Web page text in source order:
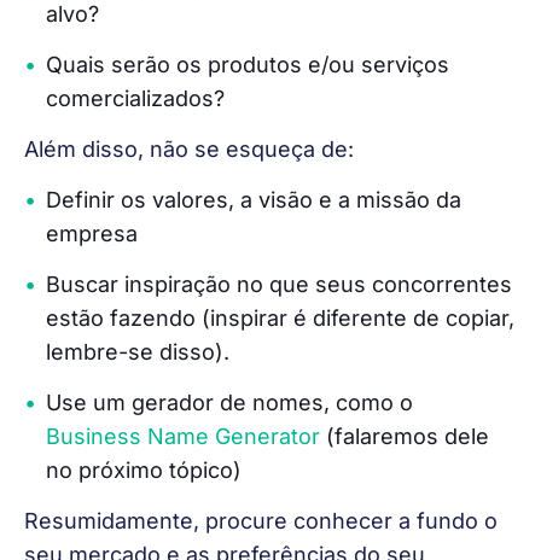
alvo?
Quais serão os produtos e/ou serviços
comercializados?
Além disso, não se esqueça de:
Definir os valores, a visão e a missão da
empresa
Buscar inspiração no que seus concorrentes
estão fazendo (inspirar é diferente de copiar,
lembre-se disso).
Use um gerador de nomes, como o
Business Name Generator (falaremos dele
no próximo tópico)
Resumidamente, procure conhecer a fundo o
seu mercado e as preferências do seu